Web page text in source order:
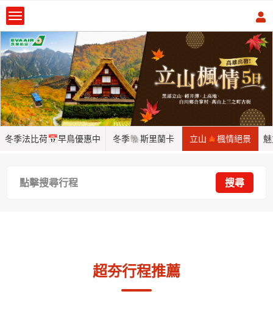
冬季法比荷📅早鳥優惠中 冬季🐘斯里蘭卡 立山🍁楓情絕景
點擊搜尋行程 搜尋
超夯行程推薦